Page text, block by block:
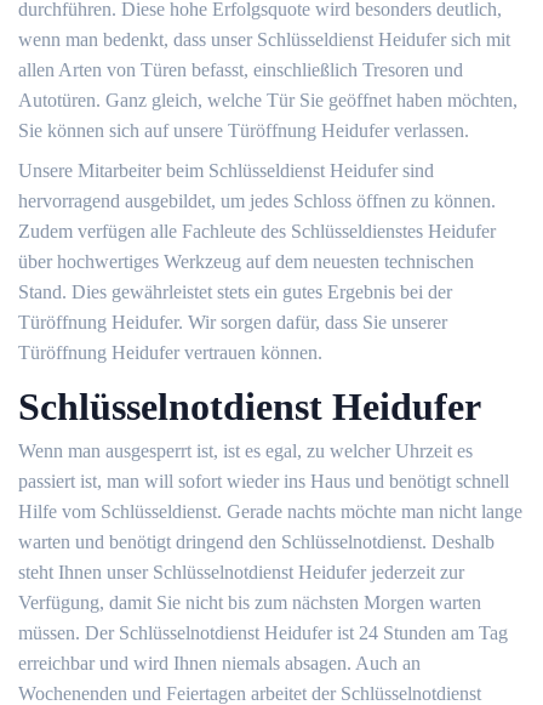
durchführen. Diese hohe Erfolgsquote wird besonders deutlich,
wenn man bedenkt, dass unser Schlüsseldienst Heidufer sich mit
allen Arten von Türen befasst, einschließlich Tresoren und
Autotüren. Ganz gleich, welche Tür Sie geöffnet haben möchten,
Sie können sich auf unsere Türöffnung Heidufer verlassen.
Unsere Mitarbeiter beim Schlüsseldienst Heidufer sind
hervorragend ausgebildet, um jedes Schloss öffnen zu können.
Zudem verfügen alle Fachleute des Schlüsseldienstes Heidufer
über hochwertiges Werkzeug auf dem neuesten technischen
Stand. Dies gewährleistet stets ein gutes Ergebnis bei der
Türöffnung Heidufer. Wir sorgen dafür, dass Sie unserer
Türöffnung Heidufer vertrauen können.
Schlüsselnotdienst Heidufer
Wenn man ausgesperrt ist, ist es egal, zu welcher Uhrzeit es
passiert ist, man will sofort wieder ins Haus und benötigt schnell
Hilfe vom Schlüsseldienst. Gerade nachts möchte man nicht lange
warten und benötigt dringend den Schlüsselnotdienst. Deshalb
steht Ihnen unser Schlüsselnotdienst Heidufer jederzeit zur
Verfügung, damit Sie nicht bis zum nächsten Morgen warten
müssen. Der Schlüsselnotdienst Heidufer ist 24 Stunden am Tag
erreichbar und wird Ihnen niemals absagen. Auch an
Wochenenden und Feiertagen arbeitet der Schlüsselnotdienst